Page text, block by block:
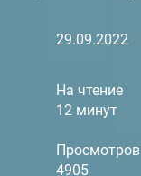
29.09.2022
На чтение
12 минут
Просмотров
4905